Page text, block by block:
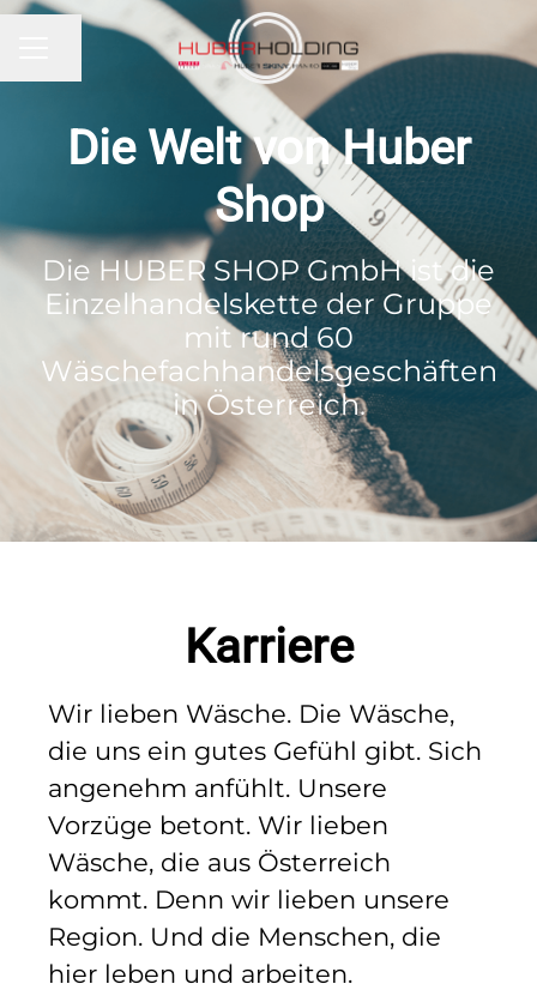
KARRIEREMENÜ
Seite teilen
Die Welt von Huber
Shop
Die HUBER SHOP GmbH ist die
Einzelhandelskette der Gruppe
mit rund 60
Wäschefachhandelsgeschäften
in Österreich.
Karriere
Wir lieben Wäsche. Die Wäsche,
die uns ein gutes Gefühl gibt. Sich
angenehm anfühlt. Unsere
Vorzüge betont. Wir lieben
Wäsche, die aus Österreich
kommt. Denn wir lieben unsere
Region. Und die Menschen, die
hier leben und arbeiten.